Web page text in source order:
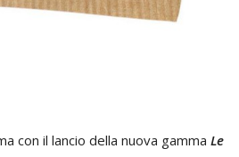
con il lancio della nuova gamma Le